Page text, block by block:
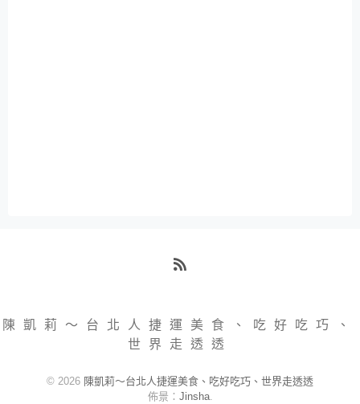
陳凱莉～台北人捷運美食、吃好吃巧、
世界走透透
© 2026 陳凱莉～台北人捷運美食、吃好吃巧、世界走透透
佈景： Jinsha.